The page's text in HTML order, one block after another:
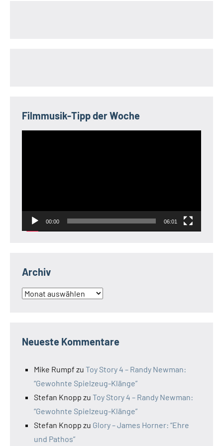
Filmmusik-Tipp der Woche
00:00 06:01
Archiv
Archiv
Neueste Kommentare
Mike Rumpf zu Toy Story 4 – Randy Newman:
“Gewohnte Spielzeug-Klänge”
Stefan Knopp zu Toy Story 4 – Randy Newman:
“Gewohnte Spielzeug-Klänge”
Stefan Knopp zu Glory – James Horner: “Ehre
und Pathos”